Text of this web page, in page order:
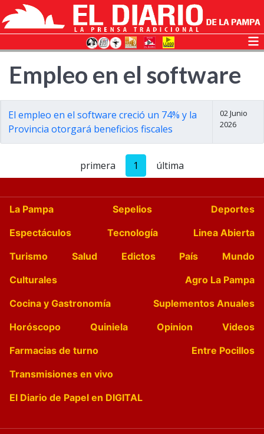
Empleo en el software
El empleo en el software creció un 74% y la
Provincia otorgará beneficios fiscales
02 Junio
2026
primera 1 última
La Pampa Sepelios
Deportes
Espectáculos
Tecnología
Linea Abierta
Turismo
Salud Edictos País
Mundo
Culturales
Agro La Pampa
Cocina y Gastronomía
Suplementos Anuales
Horóscopo
Quiniela Opinion
Videos
Farmacias de turno
Entre Pocillos
Transmisiones en vivo
El Diario de Papel en DIGITAL